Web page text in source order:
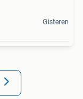
Gisteren